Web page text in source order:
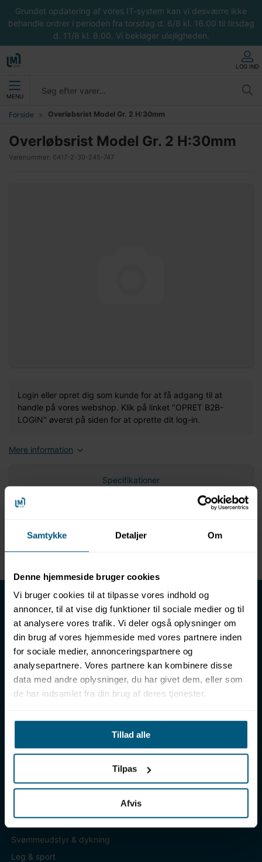
Samtykke Detaljer Om
Denne hjemmeside bruger cookies
Vi bruger cookies til at tilpasse vores indhold og
annoncer, til at vise dig funktioner til sociale medier og til
at analysere vores trafik. Vi deler også oplysninger om
din brug af vores hjemmeside med vores partnere inden
for sociale medier, annonceringspartnere og
analysepartnere. Vores partnere kan kombinere disse
data med andre oplysninger, du har givet dem, eller som
de har indsamlet fra din brug af deres tjenester.
Tillad alle
Tilpas
Afvis
Grundet opdatering af vores IT-system kan vi desværre ikke
behandle ordrer i perioden fra torsdag d. 6/8 kl. 16.00 til tirsdag
d. 11/8 kl. 8.00. Vi beklager ulejligheden.
LOG IND
MENU
Forside Overløbsrist Model Gr. 2 H:30mm
Overløbsrist Model Gr. 2 H:30mm
Varenummer: 0417-2-30-245-747
Login eller opret dig som kunde for at få adgang til at
handle på vores webshop. Klik på linket "OPRET B2B-
LOGIN" øverst på siden for at oprette dit log-in.
Mere information
Specifikationer
Enhed
LML SPORT - Alt til vand
LML SPORT er en engrosforhandler af alt til vand. Vores
sortiment omfatter f.eks. badetøj, svømmeudstyr, udstyr til
vandleg og vandsport, vandbehandling og teknik samt inventar
til vådrum, sauna & spa. Vores kunder er bl.a. svømmehaller,
badelande, friluftsbade, campingpladser, feriecentre,
idrætshaller og skoler. Vælg os som din leverandør, fordi vi har
over 50 års erfaring i branchen og tilbyder den højeste
info@lml-sport.dk
Svømmeudstyr & dykning
Leg & sport